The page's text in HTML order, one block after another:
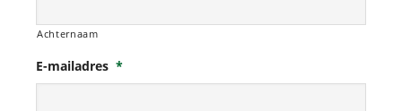
Achternaam
E-mailadres *